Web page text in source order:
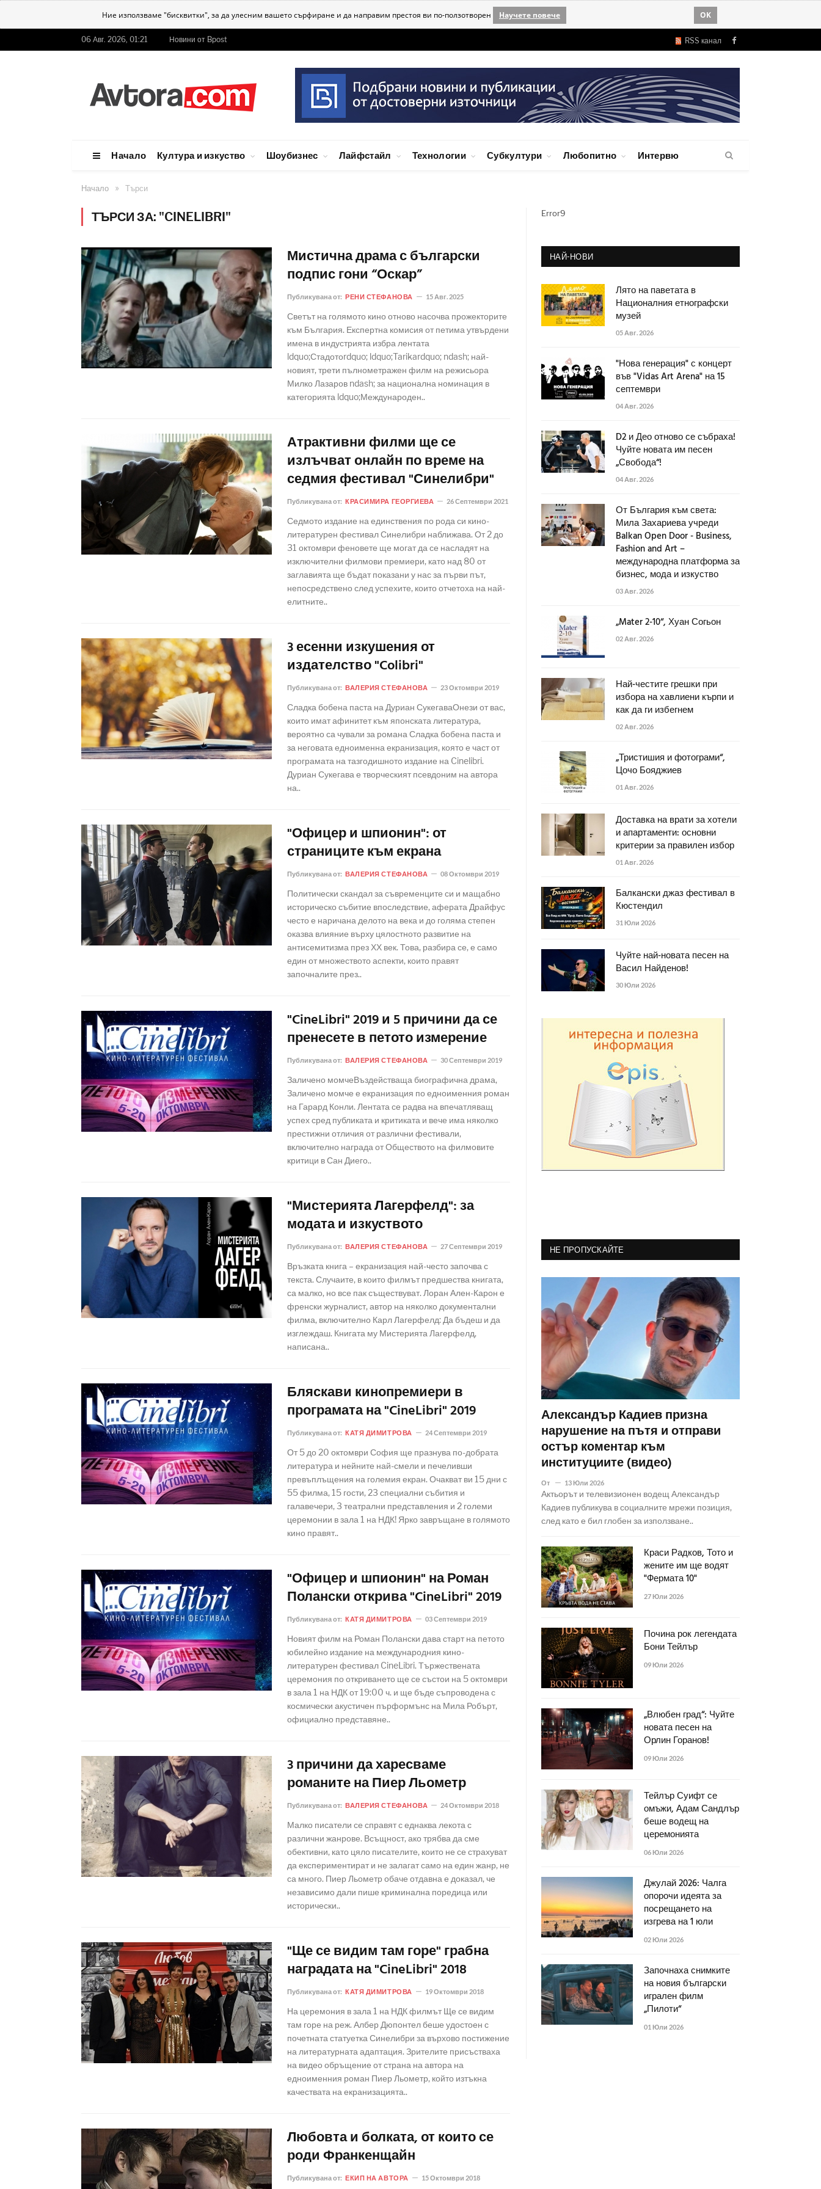
Ние използваме "бисквитки", за да улесним вашето сърфиране и да направим престоя ви по-ползотворен Научете повече OK
06 Авг. 2026, 01:21 Новини от Bpost RSS канал Facebook
Начало Култура и изкуство Шоубизнес Лайфстайл Технологии Субкултури Любопитно Интервю
Начало » Търси
ТЪРСИ ЗА: "CINELIBRI"
Мистична драма с български
подпис гони “Оскар”
Публикувана от: РЕНИ СТЕФАНОВА 15 Авг. 2025
Светът на голямото кино отново насочва прожекторите
към България. Експертна комисия от петима утвърдени
имена в индустрията избра лентата
ldquo;Стадотоrdquo; ldquo;Tarikardquo; ndash; най-
новият, трети пълнометражен филм на режисьора
Милко Лазаров ndash; за национална номинация в
категорията ldquo;Международен..
Атрактивни филми ще се
излъчват онлайн по време на
седмия фестивал "Синелибри"
Публикувана от: КРАСИМИРА ГЕОРГИЕВА 26 Септември 2021
Седмото издание на единствения по рода си кино-
литературен фестивал Синелибри наближава. От 2 до
31 октомври феновете ще могат да се насладят на
изключителни филмови премиери, като над 80 от
заглавията ще бъдат показани у нас за първи път,
непосредствено след успехите, които отчетоха на най-
елитните..
3 есенни изкушения от
издателство "Colibri"
Публикувана от: ВАЛЕРИЯ СТЕФАНОВА 23 Октомври 2019
Сладка бобена паста на Дуриан СукегаваОнези от вас,
които имат афинитет към японската литература,
вероятно са чували за романа Сладка бобена паста и
за неговата едноименна екранизация, която е част от
програмата на тазгодишното издание на Cinelibri.
Дуриан Сукегава е творческият псевдоним на автора
на..
"Офицер и шпионин": от
страниците към екрана
Публикувана от: ВАЛЕРИЯ СТЕФАНОВА 08 Октомври 2019
Политически скандал за съвременците си и мащабно
историческо събитие впоследствие, аферата Драйфус
често е наричана делото на века и до голяма степен
оказва влияние върху цялостното развитие на
антисемитизма през ХХ век. Това, разбира се, е само
един от множеството аспекти, които правят
започналите през..
"CineLibri" 2019 и 5 причини да се
пренесете в петото измерение
Публикувана от: ВАЛЕРИЯ СТЕФАНОВА 30 Септември 2019
Заличено момчеВъздействаща биографична драма,
Заличено момче е екранизация по едноименния роман
на Гарард Конли. Лентата се радва на впечатляващ
успех сред публиката и критиката и вече има няколко
престижни отличия от различни фестивали,
включително награда от Обществото на филмовите
критици в Сан Диего..
"Мистерията Лагерфелд": за
модата и изкуството
Публикувана от: ВАЛЕРИЯ СТЕФАНОВА 27 Септември 2019
Връзката книга – екранизация най-често започва с
текста. Случаите, в които филмът предшества книгата,
са малко, но все пак съществуват. Лоран Ален-Карон е
френски журналист, автор на няколко документални
филма, включително Карл Лагерфелд: Да бъдеш и да
изглеждаш. Книгата му Мистерията Лагерфелд,
написана..
Бляскави кинопремиери в
програмата на "CineLibri" 2019
Публикувана от: КАТЯ ДИМИТРОВА 24 Септември 2019
От 5 до 20 октомври София ще празнува по-добрата
литература и нейните най-смели и печеливши
превъплъщения на големия екран. Очакват ви 15 дни с
55 филма, 15 гости, 23 специални събития и
галавечери, 3 театрални представления и 2 големи
церемонии в зала 1 на НДК! Ярко завръщане в голямото
кино правят..
"Офицер и шпионин" на Роман
Полански открива "CineLibri" 2019
Публикувана от: КАТЯ ДИМИТРОВА 03 Септември 2019
Новият филм на Роман Полански дава старт на петото
юбилейно издание на международния кино-
литературен фестивал CineLibri. Тържествената
церемония по откриването ще се състои на 5 октомври
в зала 1 на НДК от 19:00 ч. и ще бъде съпроводена с
космически акустичен пърформънс на Мила Робърт,
официално представяне..
3 причини да харесваме
романите на Пиер Льометр
Публикувана от: ВАЛЕРИЯ СТЕФАНОВА 24 Октомври 2018
Малко писатели се справят с еднаква лекота с
различни жанрове. Всъщност, ако трябва да сме
обективни, като цяло писателите, които не се страхуват
да експериментират и не залагат само на един жанр, не
са много. Пиер Льометр обаче отдавна е доказал, че
независимо дали пише криминална поредица или
исторически..
"Ще се видим там горе" грабна
наградата на "CineLibri" 2018
Публикувана от: КАТЯ ДИМИТРОВА 19 Октомври 2018
На церемония в зала 1 на НДК филмът Ще се видим
там горе на реж. Албер Дюпонтел беше удостоен с
почетната статуетка Синелибри за върхово постижение
на литературната адаптация. Зрителите присъстваха
на видео обръщение от страна на автора на
едноименния роман Пиер Льометр, който изтъкна
качествата на екранизацията..
Любовта и болката, от които се
роди Франкенщайн
Публикувана от: ЕКИП НА АВТОРА 15 Октомври 2018
Error9
НАЙ-НОВИ
Лято на паветата в
Националния етнографски
музей
05 Авг. 2026
"Нова генерация" с концерт
във "Vidas Art Arena" на 15
септември
04 Авг. 2026
D2 и Део отново се събраха!
Чуйте новата им песен
„Свобода“!
04 Авг. 2026
От България към света:
Мила Захариева учреди
Balkan Open Door - Business,
Fashion and Art –
международна платформа за
бизнес, мода и изкуство
03 Авг. 2026
„Mater 2-10“, Хуан Согьон
02 Авг. 2026
Най-честите грешки при
избора на хавлиени кърпи и
как да ги избегнем
02 Авг. 2026
„Тристишия и фотограми“,
Цочо Бояджиев
01 Авг. 2026
Доставка на врати за хотели
и апартаменти: основни
критерии за правилен избор
01 Авг. 2026
Балкански джаз фестивал в
Кюстендил
31 Юли 2026
Чуйте най-новата песен на
Васил Найденов!
30 Юли 2026
НЕ ПРОПУСКАЙТЕ
Александър Кадиев призна
нарушение на пътя и отправи
остър коментар към
институциите (видео)
От 13 Юли 2026
Актьорът и телевизионен водещ Александър
Кадиев публикува в социалните мрежи позиция,
след като е бил глобен за използване..
Краси Радков, Тото и
жените им ще водят
"Фермата 10"
27 Юли 2026
Почина рок легендата
Бони Тейлър
09 Юли 2026
„Влюбен град“: Чуйте
новата песен на
Орлин Горанов!
09 Юли 2026
Тейлър Суифт се
омъжи, Адам Сандлър
беше водещ на
церемонията
06 Юли 2026
Джулай 2026: Чалга
опорочи идеята за
посрещането на
изгрева на 1 юли
02 Юли 2026
Започнаха снимките
на новия български
игрален филм
„Пилоти“
01 Юли 2026